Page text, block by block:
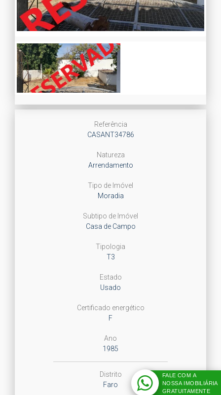
Referência
CASANT34786
Natureza
Arrendamento
Tipo de Imóvel
Moradia
Subtipo de Imóvel
Casa de Campo
Tipologia
T3
Estado
Usado
Certificado energético
F
Ano
1985
Distrito
Faro
FALE COM A
NOSSA IMOBILIÁRIA
GRATUITAMENTE